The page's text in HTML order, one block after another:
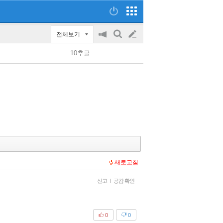
전체보기
공
on/off
검
글
쓰
10추글
새로고침
신고 | 공감 확인
0
0